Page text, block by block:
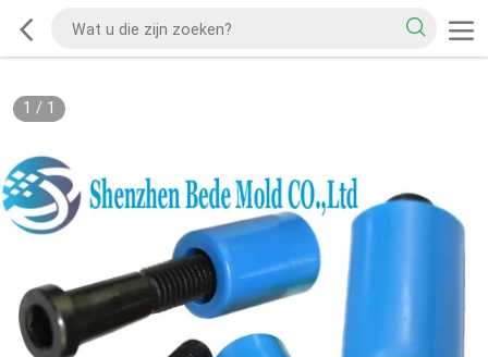
1 / 1